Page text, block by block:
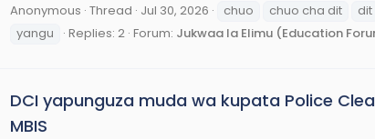
Anonymous Thread Jul 30, 2026 chuo chuo cha dit dit
yangu
Replies: 2 Forum: Jukwaa la Elimu (Education
DCI yapunguza muda wa kupata Police
MBIS